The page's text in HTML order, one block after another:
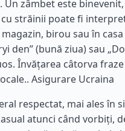
zâmbet este
străinii poate fi
birou sau în
den” (bună ziua) sau
Învățarea câtorva
Asigurare Ucraina
respectat, mai ales în
atunci când vorbiți,